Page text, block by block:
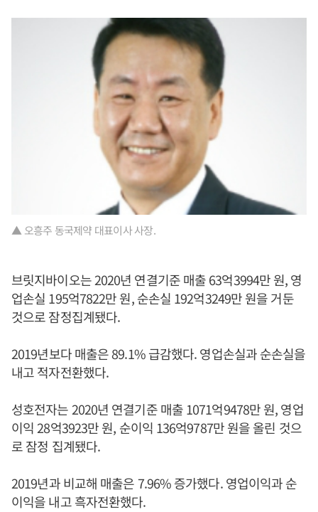
▲ 오흥주 동국제약 대표이사 사장.
브릿지바이오는 2020년 연결기준 매출 63억3994만 원, 영
업손실 195억7822만 원, 순손실 192억3249만 원을 거둔
것으로 잠정집계됐다.
2019년보다 매출은 89.1% 급감했다. 영업손실과 순손실을
내고 적자전환했다.
성호전자는 2020년 연결기준 매출 1071억9478만 원, 영업
이익 28억3923만 원, 순이익 136억9787만 원을 올린 것으
로 잠정 집계됐다.
2019년과 비교해 매출은 7.96% 증가했다. 영업이익과 순
이익을 내고 흑자전환했다.